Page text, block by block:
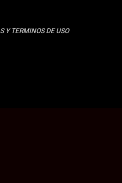
Y TERMINOS DE USO